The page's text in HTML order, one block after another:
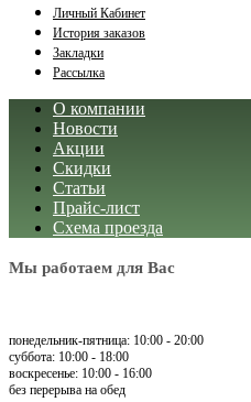
Личный Кабинет
История заказов
Закладки
Рассылка
О компании
Новости
Акции
Скидки
Статьи
Прайс-лист
Схема проезда
Мы работаем для Вас
понедельник-пятница: 10:00 - 20:00
суббота: 10:00 - 18:00
воскресенье: 10:00 - 16:00
без перерыва на обед